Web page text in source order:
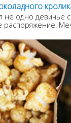
не одно